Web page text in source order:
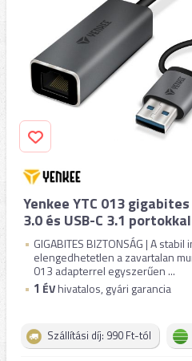
Yenkee YTC 013
3.0 és USB-C 3.1 portokkal
GIGABITES BIZTONSÁG | A
elengedhetetlen a zavartalan
013 adapterrel egyszerűen ...
1 ÉVhivatalos, gyári garancia
Szállítási díj: 990 Ft-tól